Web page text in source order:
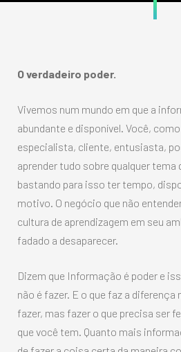
O verdadeiro poder.
Vivemos num mundo em que a
abundante e disponível. Você,
especialista, cliente, entusiasta,
aprender tudo sobre qualquer tema
bastando para isso ter tempo,
motivo. O negócio que não
cultura de aprendizagem em seu
fadado a desaparecer.
Dizem que Informação é poder e
não é fazer. E o que faz a diferença
fazer, mas fazer o que precisa ser
que você tem. Quanto mais